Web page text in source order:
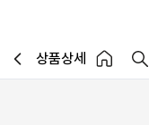
이전페이지로 이동
상품상세
홈 버튼홈